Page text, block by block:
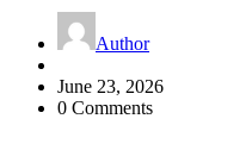
Author
June 23, 2026
0 Comments